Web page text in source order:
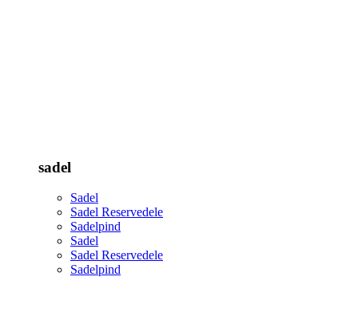
sadel
Sadel
Sadel Reservedele
Sadelpind
Sadel
Sadel Reservedele
Sadelpind